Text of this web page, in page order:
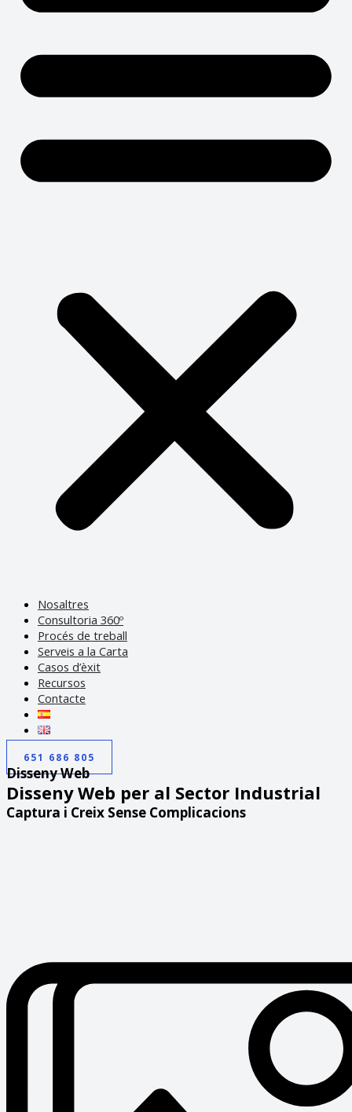
Nosaltres
Consultoria 360º
Procés de treball
Serveis a la Carta
Casos d’èxit
Recursos
Contacte
651 686 805
Disseny Web
Disseny Web per al Sector Industrial
Captura i Creix Sense Complicacions